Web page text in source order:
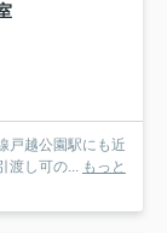
戸越公園駅にも近
渡し可の... もっと